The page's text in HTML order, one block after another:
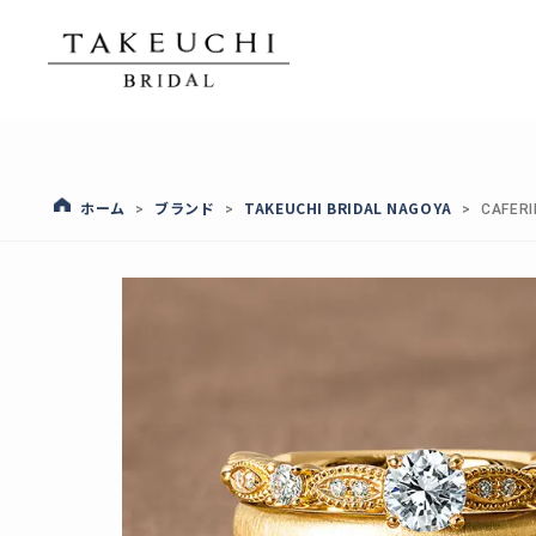
ホーム > ブランド > TAKEUCHI BRIDAL NAGOYA >